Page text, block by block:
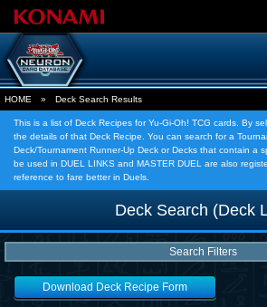
HOME » Deck Search Results
This is a list of Deck Recipes for Yu-Gi-Oh! TCG cards. By
the details of that Deck Recipe. You can search for a
Deck/Tournament Runner-Up Deck or Decks that contain a
be used in DUEL LINKS and MASTER DUEL are also
reference to fare better in Duels.
Deck Search (Deck
Search Filters
Download Deck Recipe Form